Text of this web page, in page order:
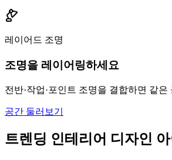
레이어드 조명
조명을 레이어링하세요
전반·작업·포인트 조명을 결합하면 같
공간 둘러보기
트렌딩 인테리어 디자인 아